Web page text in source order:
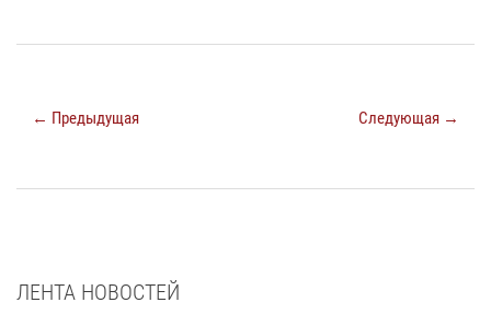
← Предыдущая Следующая →
ЛЕНТА НОВОСТЕЙ